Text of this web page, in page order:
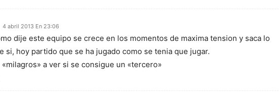
4 abril 2013 En 23:06
dije este equipo se crece en los momentos de maxima tension y saca lo
si, hoy partido que se ha jugado como se tenia que jugar.
«milagros» a ver si se consigue un «tercero»